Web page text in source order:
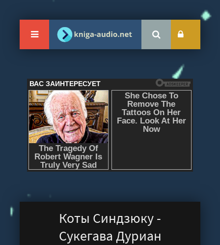
Коты Синдзюку -
Сукегава Дуриан